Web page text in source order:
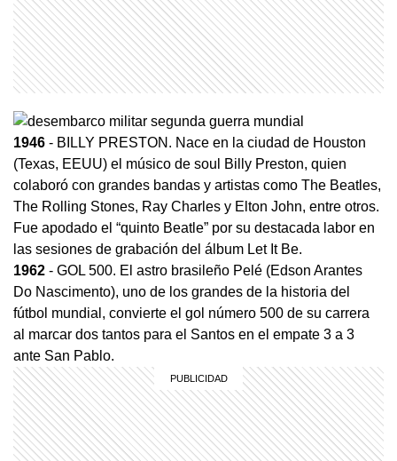
1946 - BILLY PRESTON. Nace en la ciudad de Houston
(Texas, EEUU) el músico de soul Billy Preston, quien
colaboró con grandes bandas y artistas como The Beatles,
The Rolling Stones, Ray Charles y Elton John, entre otros.
Fue apodado el “quinto Beatle” por su destacada labor en
las sesiones de grabación del álbum Let It Be.
1962 - GOL 500. El astro brasileño Pelé (Edson Arantes
Do Nascimento), uno de los grandes de la historia del
fútbol mundial, convierte el gol número 500 de su carrera
al marcar dos tantos para el Santos en el empate 3 a 3
ante San Pablo.